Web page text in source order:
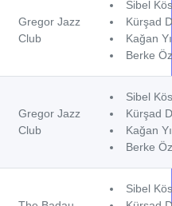
Gregor Jazz
Club
Sibel
Kürşad
Kağan
Berke
Gregor Jazz
Club
Sibel
Kürşad
Kağan
Berke
Sibel